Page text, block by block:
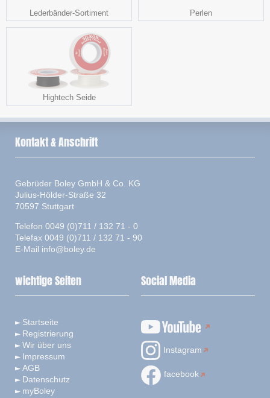
Lederbänder-Sortiment Perlen
Hightech Seide
Kontakt & Anschrift
Gebrüder Boley GmbH & Co. KG
Julius-Hölder-Straße 32
70597 Stuttgart
Telefon 0049 (0)711 / 132 71 - 0
Telefax 0049 (0)711 / 132 71 - 90
E-Mail info@boley.de
wichtige Seiten
Startseite
Registrierung
Wir über uns
Impressum
AGB
Datenschutz
myBoley
Social Media
Instagram
facebook